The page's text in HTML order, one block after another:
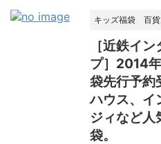
キッズ福袋 百
［近鉄イ
プ］2014
袋先行予約
ハウス、イ
ジィなど人
袋。